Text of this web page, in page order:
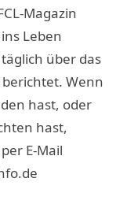
Magazin
Leben
über das
Wenn
hast, oder
hast,
E-Mail